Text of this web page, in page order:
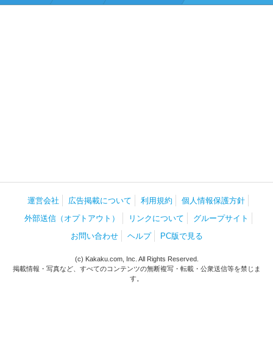
運営会社 広告掲載について 利用規約
個人情報保護方針
外部送信（オプトアウト）
リンクについて
グループサイト
お問い合わせ
ヘルプ PC版で見る
(c) Kakaku.com, Inc. All Rights Reserved.
掲載情報・写真など、すべてのコンテンツの無断複写・転載・公衆送信等を禁じま
す。